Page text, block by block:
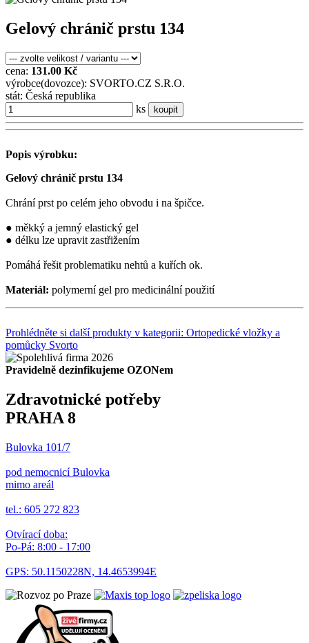
Gelový chránič prstu 134
cena: 131.00 Kč
výrobce(dovozce): SVORTO.CZ S.R.O.
stát: Česká republika
ks
koupit
Popis výrobku:
Gelový chránič prstu 134
Chrání prst po celém jeho obvodu i na špičce.
● měkký a jemný elastický gel
● délku lze upravit zastřižením
Pomáhá řešit problematiku nehtů a kuřích ok.
Materiál: polymerní gel pro medicinální použití
Prohlédněte si další produkty v kategorii: Ortopedické vložky a
pomůcky Svorto
Pravidelně dezinfikujeme OZONem
Zdravotnické potřeby
PRAHA 8
Bulovka 101/7
pod nemocnicí Bulovka
mimo areál
tel.: 605 272 823
Otvírací doba:
Po-Pá: 8:00 - 17:00
GPS: 50.1150228N, 14.4653994E